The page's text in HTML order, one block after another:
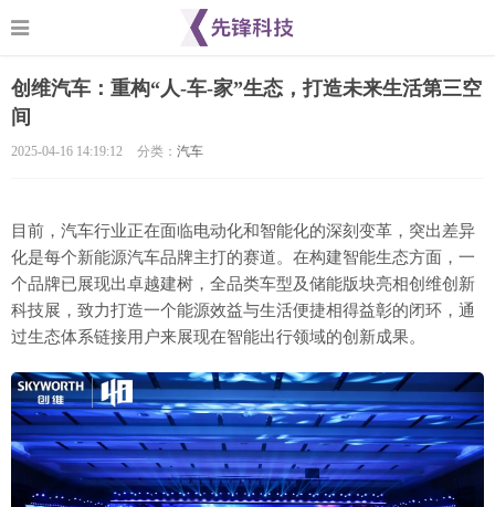
创维汽车：重构“人-车-家”生态，打造未来生活第三空
间
2025-04-16 14:19:12 分类： 汽车
目前，汽车行业正在面临电动化和智能化的深刻变革，突出差异
化是每个新能源汽车品牌主打的赛道。在构建智能生态方面，一
个品牌已展现出卓越建树，全品类车型及储能版块亮相创维创新
科技展，致力打造一个能源效益与生活便捷相得益彰的闭环，通
过生态体系链接用户来展现在智能出行领域的创新成果。